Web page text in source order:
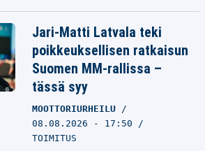
Jari-Matti Latvala teki
poikkeuksellisen ratkaisun
Suomen MM-rallissa –
tässä syy
MOOTTORIURHEILU
08.08.2026 - 17:50
TOIMITUS